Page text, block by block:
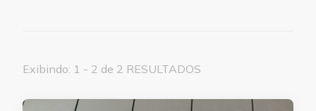
Exibindo: 1 - 2 de 2 RESULTADOS